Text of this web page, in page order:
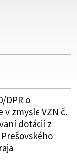
webového sídla.
DPR o
zmysle VZN č.
dotácií z